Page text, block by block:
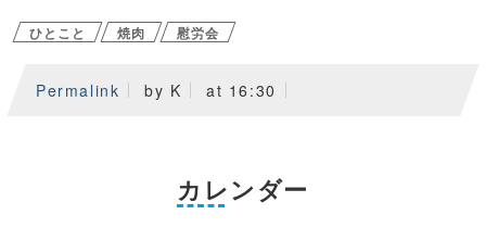
ひとこと 焼肉 慰労会
Permalink by K at 16:30
カレンダー